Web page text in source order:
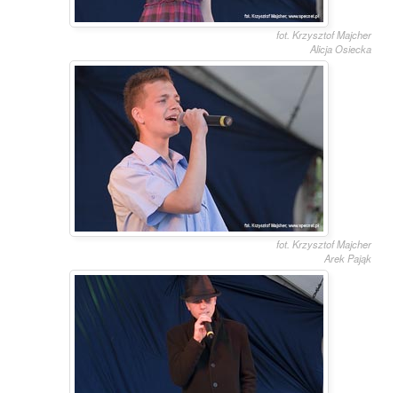
fot. Krzysztof Majcher
Alicja Osiecka
fot. Krzysztof Majcher
Arek Pająk